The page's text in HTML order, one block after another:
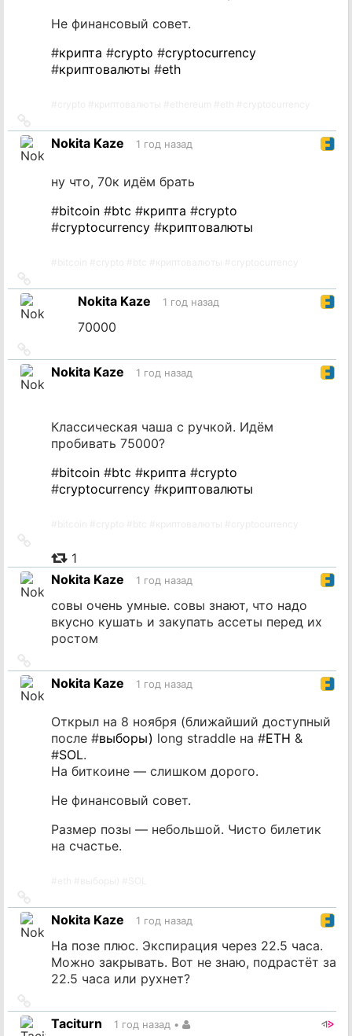
Не финансовый совет.
#крипта #crypto #cryptocurrency
#криптовалюты #eth
на
источник
Nokita Kaze 1 год назад
ну что, 70к идём брать
#bitcoin #btc #крипта #crypto
#cryptocurrency #криптовалюты
на
источникNokita Kaze 1 год назад
70000
на
источник
Nokita Kaze 1 год назад
Классическая чаша с ручкой. Идём
пробивать 75000?
#bitcoin #btc #крипта #crypto
#cryptocurrency #криптовалюты
источник
1
Nokita Kaze
1 год назад
совы очень умные. совы знают, что надо
вкусно кушать и закупать ассеты перед их
ростом
на
источник
Nokita Kaze 1 год назад
Открыл на 8 ноября (ближайший доступный
после #выборы) long straddle на #ETH &
#SOL.
На биткоине — слишком дорого.
Не финансовый совет.
Размер позы — небольшой. Чисто билетик
на счастье.
на
источник
Nokita Kaze 1 год назад
На позе плюс. Экспирация через 22.5 часа.
Можно закрывать. Вот не знаю, подрастёт за
22.5 часа или рухнет?
на
источник
Taciturn 1 год назад •